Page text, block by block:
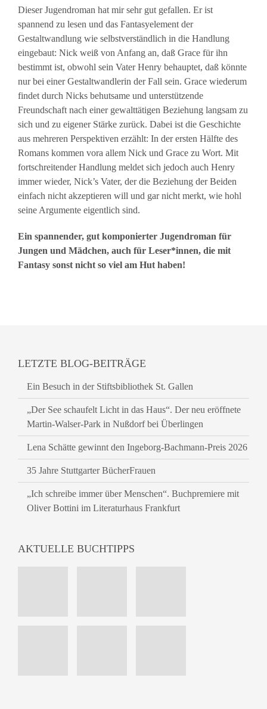
Dieser Jugendroman hat mir sehr gut gefallen. Er ist
spannend zu lesen und das Fantasyelement der
Gestaltwandlung wie selbstverständlich in die Handlung
eingebaut: Nick weiß von Anfang an, daß Grace für ihn
bestimmt ist, obwohl sein Vater Henry behauptet, daß könnte
nur bei einer Gestaltwandlerin der Fall sein. Grace wiederum
findet durch Nicks behutsame und unterstützende
Freundschaft nach einer gewalttätigen Beziehung langsam zu
sich und zu eigener Stärke zurück. Dabei ist die Geschichte
aus mehreren Perspektiven erzählt: In der ersten Hälfte des
Romans kommen vora allem Nick und Grace zu Wort. Mit
fortschreitender Handlung meldet sich jedoch auch Henry
immer wieder, Nick’s Vater, der die Beziehung der Beiden
einfach nicht akzeptieren will und gar nicht merkt, wie hohl
seine Argumente eigentlich sind.
Ein spannender, gut komponierter Jugendroman für
Jungen und Mädchen, auch für Leser*innen, die mit
Fantasy sonst nicht so viel am Hut haben!
LETZTE BLOG-BEITRÄGE
Ein Besuch in der Stiftsbibliothek St. Gallen
„Der See schaufelt Licht in das Haus“. Der neu eröffnete
Martin-Walser-Park in Nußdorf bei Überlingen
Lena Schätte gewinnt den Ingeborg-Bachmann-Preis 2026
35 Jahre Stuttgarter BücherFrauen
„Ich schreibe immer über Menschen“. Buchpremiere mit
Oliver Bottini im Literaturhaus Frankfurt
AKTUELLE BUCHTIPPS